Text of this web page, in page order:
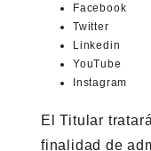
Facebook
Twitter
Linkedin
YouTube
Instagram
El Titular
finalidad de